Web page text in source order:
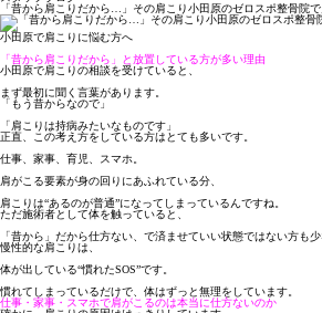
「昔から肩こりだから…」その肩こり小田原のゼロスポ整骨院
小田原で肩こりに悩む方へ
「昔から肩こりだから」と放置している方が多い理由
小田原で肩こりの相談を受けていると、
まず最初に聞く言葉があります。
「もう昔からなので」
「肩こりは持病みたいなものです」
正直、この考え方をしている方はとても多いです。
仕事、家事、育児、スマホ。
肩がこる要素が身の回りにあふれている分、
肩こりは“あるのが普通”になってしまっているんですね。
ただ施術者として体を触っていると、
「昔から」だから仕方ない、で済ませていい状態ではない方も少
慢性的な肩こりは、
体が出している“慣れたSOS”です。
慣れてしまっているだけで、体はずっと無理をしています。
仕事・家事・スマホで肩がこるのは本当に仕方ないのか